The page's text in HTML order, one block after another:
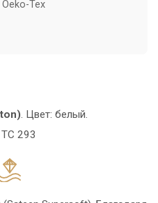
Tex
. Цвет: белый.
293